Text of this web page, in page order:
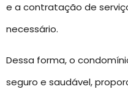
e a contratação de
necessário.
Dessa forma, o
seguro e saudável,